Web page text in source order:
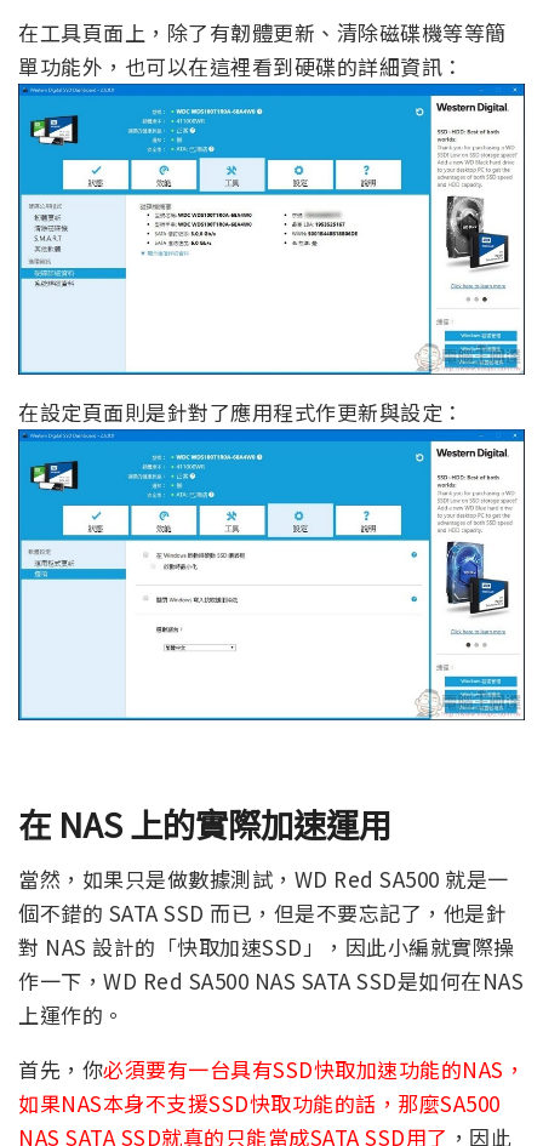
在工具頁面上，除了有韌體更新、清除磁碟機等等簡
單功能外，也可以在這裡看到硬碟的詳細資訊：
在設定頁面則是針對了應用程式作更新與設定：
在 NAS 上的實際加速運用
當然，如果只是做數據測試，WD Red SA500 就是一
個不錯的 SATA SSD 而已，但是不要忘記了，他是針
對 NAS 設計的「快取加速SSD」，因此小編就實際操
作一下，WD Red SA500 NAS SATA SSD是如何在NAS
上運作的。
首先，你必須要有一台具有SSD快取加速功能的NAS，
如果NAS本身不支援SSD快取功能的話，那麼SA500
NAS SATA SSD就真的只能當成SATA SSD用了 ，因此